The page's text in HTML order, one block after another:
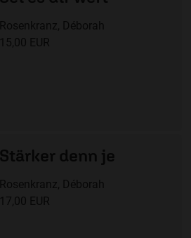
Rosenkranz, Déborah
15,00 EUR
Stärker denn je
Rosenkranz, Déborah
17,00 EUR